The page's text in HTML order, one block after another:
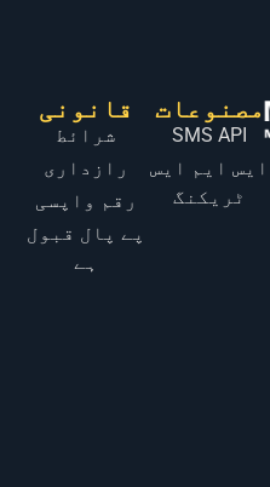
مصنوعات
SMS API
ایس ایم ایس
ٹریکنگ
قانونی
شرائط
رازداری
رقم واپسی
پے پال قبول
ہے